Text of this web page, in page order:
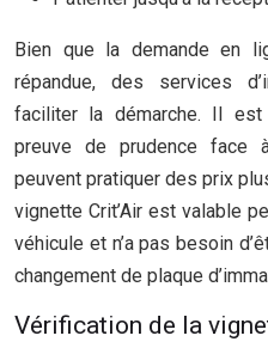
Bien que la demande en
répandue, des services
faciliter la démarche. Il
preuve de prudence face
peuvent pratiquer des prix
vignette Crit’Air est valable
véhicule et n’a pas besoin
changement de plaque
Vérification de la